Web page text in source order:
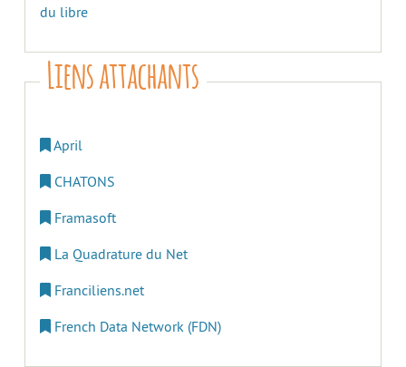
du libre
Liens attachants
April
CHATONS
Framasoft
La Quadrature du Net
Franciliens.net
French Data Network (FDN)